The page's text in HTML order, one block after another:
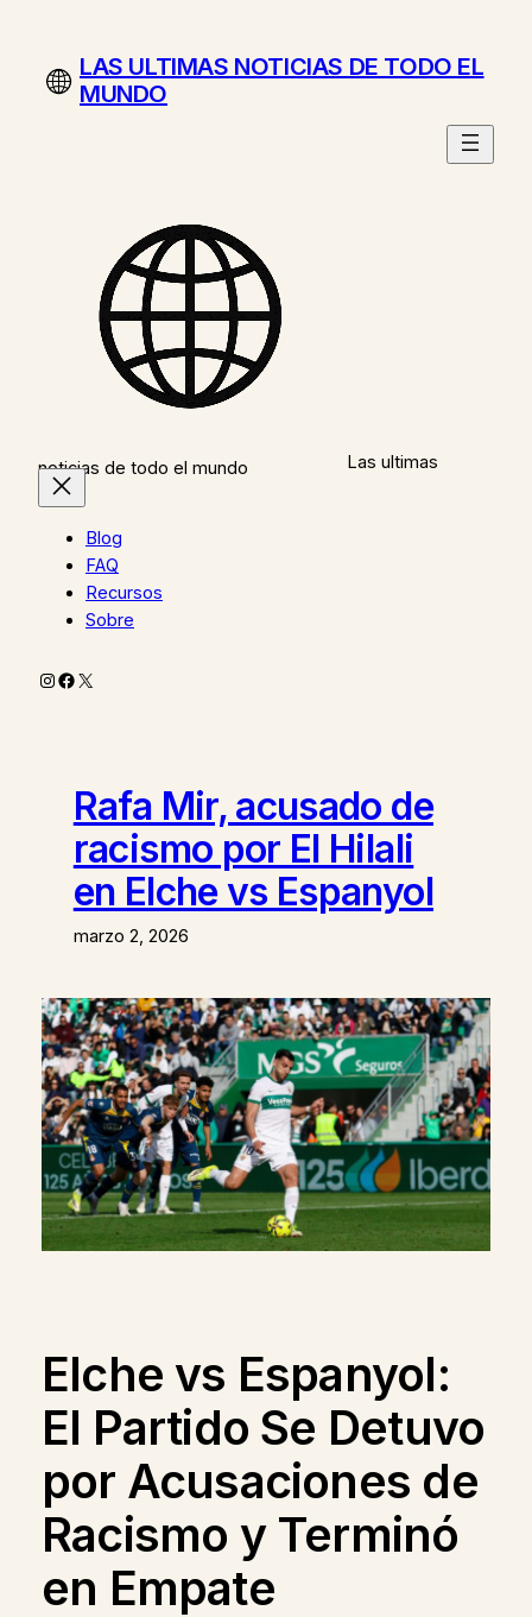
contenidoLAS ULTIMAS NOTICIAS DE TODO EL
MUNDO
Las ultimas
noticias de todo el mundo
Blog
FAQ
Recursos
Sobre
Instagram
Facebook
X
Rafa Mir, acusado de
racismo por El Hilali
en Elche vs Espanyol
marzo 2, 2026
Elche vs Espanyol:
El Partido Se Detuvo
por Acusaciones de
Racismo y Terminó
en Empate